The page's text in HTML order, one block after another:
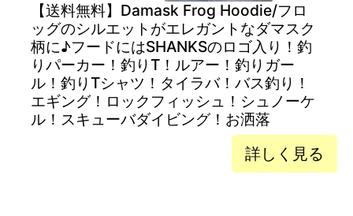
【送料無料】Damask Frog Hoodie/フロ
ッグのシルエットがエレガントなダマスク
柄に♪フードにはSHANKSのロゴ入り！釣
りパーカー！釣りT！ルアー！釣りガー
ル！釣りTシャツ！タイラバ！バス釣り！
エギング！ロックフィッシュ！シュノーケ
ル！スキューバダイビング！お洒落
詳しく見る